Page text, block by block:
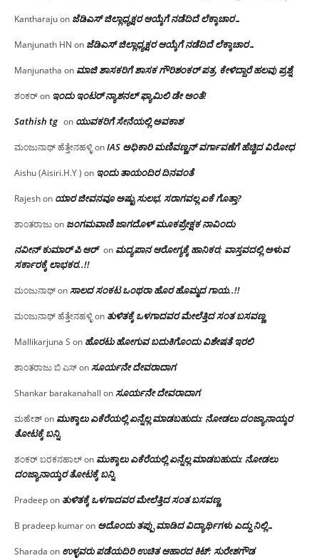
Kantharajuon ಜೆಡಿಎಸ್ ಜಿಲ್ಲಾಧ್ಯಕ್ಷರ ಆಯ್ಕೆಗೆ ನಡೆದಿದೆ ಲೆಕ್ಕಾಚಾರ…
Manjunath HN on ಜೆಡಿಎಸ್ ಜಿಲ್ಲಾಧ್ಯಕ್ಷರ ಆಯ್ಕೆಗೆ ನಡೆದಿದೆ ಲೆಕ್ಕಾಚಾರ…
Manjunatha on ಮಾಜಿ ಶಾಸಕರಿಗೆ ಶಾಸಕ ಗೌರಿಶಂಕರ್ ಪತ್ರ, ಕೇಳಿದ್ದಾರೆ ಹಲವು ಪ್ರಶ್ನೆ
ಶಂಕರ್on ಇಂದು ಇಂಟರ್ ನ್ಯಾಶನಲ್ ಫ್ಯಾಮಿಲಿ ಡೇ ಅಂತೆ!
Sathish tg on ಯುವಕರಿಗೆ ಸೇನೆಯಲ್ಲಿ ಅವಕಾಶ
ಮಂಜುನಾಥ್ ಹೆತ್ತೇನಹಳ್ಳಿonIAS ಅಧಿಕಾರಿ ಮಣಿವಣ್ಣನ್ ವರ್ಗಾವಣೆಗೆ ಹೆಚ್ಚಿದ‌ ವಿರೋಧ
Aishu (Aisiri.H.Y ) on ಇಂದು ತಾಯಂದಿರ ದಿನವಂತೆ
Rajeshon ಯಾರ ಜೀವನವೂ ಅಷ್ಟು ಸುಲಭ, ಸರಾಗವಲ್ಲ ಏಕೆ ಗೊತ್ತಾ?
ಶಾಂತರಾಜುon ಜಂಗಮವಾಣಿ ಜಾಗದೊಳ್ ಮೂಕಪ್ರೇಕ್ಷಕ ನಾವಿಂದು
ನವೀನ್ ಕುಮಾರ್ ಪಿ ಆರ್ on ಮದ್ಯಪಾನ ಆರೋಗ್ಯಕ್ಕೆ ಹಾನಿಕರ; ವಾಸ್ತವದಲ್ಲಿ ಅಳುವ
ಸರ್ಕಾರಕ್ಕೆ ಲಾಭಕರ..!!
ಮಂಜುನಾಥ್onಸಾಲದ ಸಂಕಟ ಒಂಥರಾ ಹೊರ ಹೊಮ್ಮದ ಗಾಯ..!!
ಮಂಜುನಾಥ್ ಹೆತ್ತೇನಹಳ್ಳಿon ತುಳಿತಕ್ಕೆ ಒಳಗಾದವರ ಮೇಲೆತ್ತಿದ ಸಂತ ಬಸವಣ್ಣ
Mallikarjuna S on ಹೊರಟು ಹೋಗುವ ಬದುಕಿಗೊಂದು ವಿಶೇಷತೆ ಇರಲಿ
ಶಾಂತರಾಜು ಬಿ ಎಸ್onಸೂರ್ಯನೇ ದೇವರಾದಾಗ
Shankar barakanahall onಸೂರ್ಯನೇ ದೇವರಾದಾಗ
ಮಹೇಶ್on ಮುಕ್ಕಾಲು ಎಕೆರೆಯಲ್ಲಿ ಏನ್ನೆಲ್ಲ‌ ಮಾಡಬಹುದು: ನೋಡಲು ದಂಜ್ಯಾನಾಯ್ಕರ
ತೋಟಕ್ಕೆ ಬನ್ನಿ
ಶಂಕರ್ ಬರಕನಹಾಲ್on ಮುಕ್ಕಾಲು ಎಕೆರೆಯಲ್ಲಿ ಏನ್ನೆಲ್ಲ‌ ಮಾಡಬಹುದು: ನೋಡಲು
ದಂಜ್ಯಾನಾಯ್ಕರ ತೋಟಕ್ಕೆ ಬನ್ನಿ
Pradeepon ತುಳಿತಕ್ಕೆ ಒಳಗಾದವರ ಮೇಲೆತ್ತಿದ ಸಂತ ಬಸವಣ್ಣ
B pradeep kumaron ಅದೊಂದು ತಪ್ಪು ಮಾಡಿದ ವಿದ್ಯಾರ್ಥಿಗಳು ಎದ್ದು ನಿಲ್ಲಿ…
Sharada on ಉಳ್ಳವರು ಪಡೆಯದಿರಿ ಉಚಿತ ಆಹಾರದ ಕಿಟ್: ಸುರೇಶಗೌಡ